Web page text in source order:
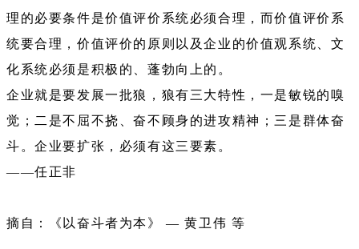
理的必要条件是价值评价系统必须合理，而价值评价系
统要合理，价值评价的原则以及企业的价值观系统、文
化系统必须是积极的、蓬勃向上的。
企业就是要发展一批狼，狼有三大特性，一是敏锐的嗅
觉；二是不屈不挠、奋不顾身的进攻精神；三是群体奋
斗。企业要扩张，必须有这三要素。
——任正非
摘自：《以奋斗者为本》 — 黄卫伟 等